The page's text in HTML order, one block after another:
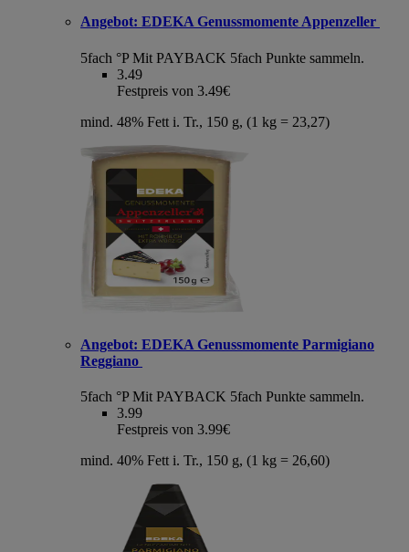
Angebot: EDEKA Genussmomente Appenzeller
5fach °P Mit PAYBACK 5fach Punkte sammeln.
3.49
Festpreis von 3.49€
mind. 48% Fett i. Tr., 150 g, (1 kg = 23,27)
Angebot: EDEKA Genussmomente Parmigiano
Reggiano
5fach °P Mit PAYBACK 5fach Punkte sammeln.
3.99
Festpreis von 3.99€
mind. 40% Fett i. Tr., 150 g, (1 kg = 26,60)